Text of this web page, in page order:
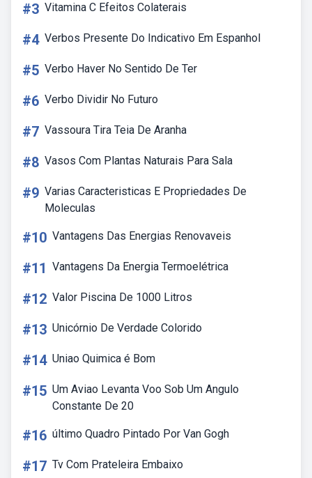
#3 Vitamina C Efeitos Colaterais
#4 Verbos Presente Do Indicativo Em Espanhol
#5 Verbo Haver No Sentido De Ter
#6 Verbo Dividir No Futuro
#7 Vassoura Tira Teia De Aranha
#8 Vasos Com Plantas Naturais Para Sala
#9 Varias Caracteristicas E Propriedades De
Moleculas
#10 Vantagens Das Energias Renovaveis
#11 Vantagens Da Energia Termoelétrica
#12 Valor Piscina De 1000 Litros
#13 Unicórnio De Verdade Colorido
#14 Uniao Quimica é Bom
#15 Um Aviao Levanta Voo Sob Um Angulo
Constante De 20
#16 último Quadro Pintado Por Van Gogh
#17 Tv Com Prateleira Embaixo